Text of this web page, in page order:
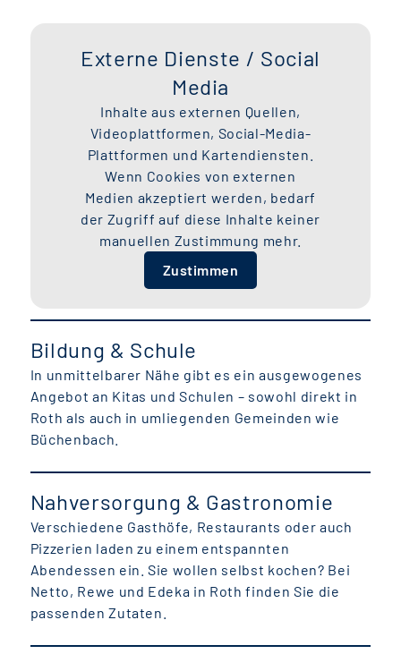
Externe Dienste / Social
Media
Inhalte aus externen Quellen,
Videoplattformen, Social-Media-
Plattformen und Kartendiensten.
Wenn Cookies von externen
Medien akzeptiert werden, bedarf
der Zugriff auf diese Inhalte keiner
manuellen Zustimmung mehr.
Zustimmen
Bildung & Schule
In unmittelbarer Nähe gibt es ein ausgewogenes
Angebot an Kitas und Schulen – sowohl direkt in
Roth als auch in umliegenden Gemeinden wie
Büchenbach.
Nahversorgung & Gastronomie
Verschiedene Gasthöfe, Restaurants oder auch
Pizzerien laden zu einem entspannten
Abendessen ein. Sie wollen selbst kochen? Bei
Netto, Rewe und Edeka in Roth finden Sie die
passenden Zutaten.